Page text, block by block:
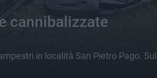
cannibalizzate
in località San Pietro Pago. Sul